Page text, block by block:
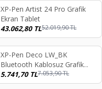
%17
XP-Pen Artist 24 Pro Grafik
Ekran Tablet
43.062,80TL52.019,90TL
%19
XP-Pen Deco LW_BK
Bluetooth Kablosuz Grafik
Tablet Siyah
5.741,70TL7.053,90TL